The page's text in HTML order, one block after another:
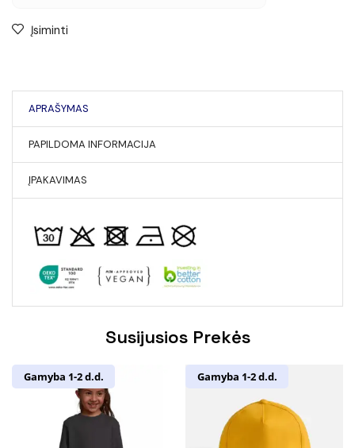
Įsiminti
APRAŠYMAS
PAPILDOMA INFORMACIJA
ĮPAKAVIMAS
Susijusios Prekės
Gamyba 1-2 d.d. Gamyba 1-2 d.d.